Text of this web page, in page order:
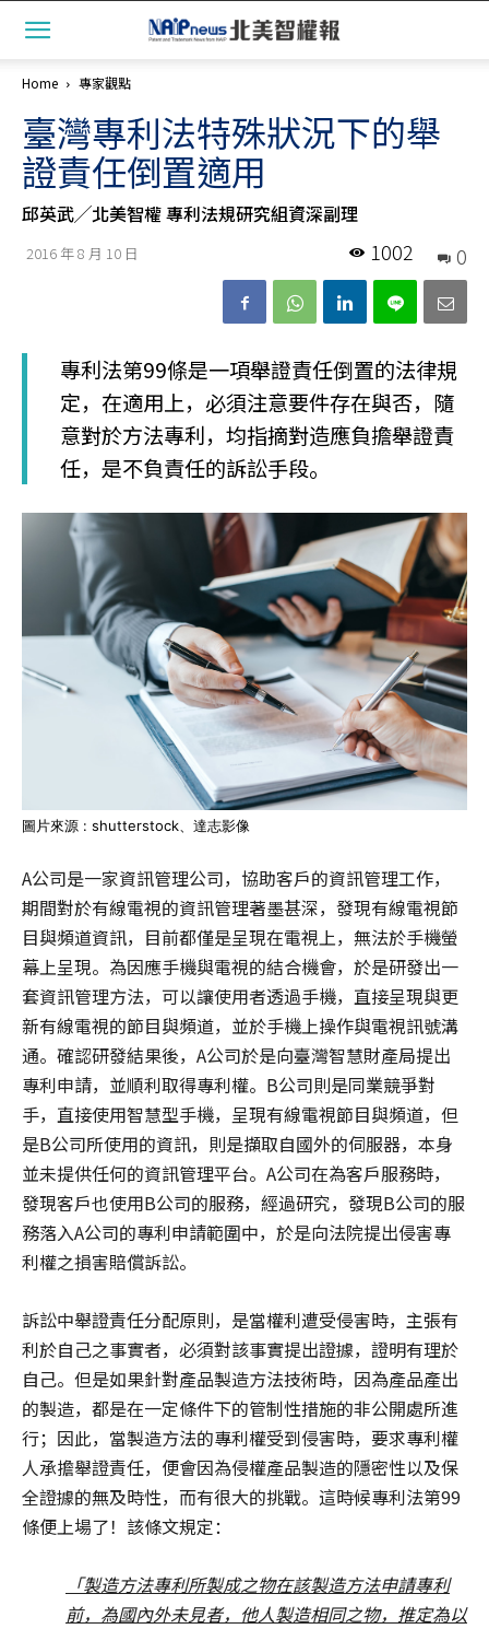
Home 專家觀點
臺灣專利法特殊狀況下的舉
證責任倒置適用
邱英武╱北美智權 專利法規研究組資深副理
2016 年 8 月 10 日 0
1002
專利法第99條是一項舉證責任倒置的法律規
定，在適用上，必須注意要件存在與否，隨
意對於方法專利，均指摘對造應負擔舉證責
任，是不負責任的訴訟手段。
圖片來源 : shutterstock、達志影像
A公司是一家資訊管理公司，協助客戶的資訊管理工作，
期間對於有線電視的資訊管理著墨甚深，發現有線電視節
目與頻道資訊，目前都僅是呈現在電視上，無法於手機螢
幕上呈現。為因應手機與電視的結合機會，於是研發出一
套資訊管理方法，可以讓使用者透過手機，直接呈現與更
新有線電視的節目與頻道，並於手機上操作與電視訊號溝
通。確認研發結果後，A公司於是向臺灣智慧財產局提出
專利申請，並順利取得專利權。B公司則是同業競爭對
手，直接使用智慧型手機，呈現有線電視節目與頻道，但
是B公司所使用的資訊，則是擷取自國外的伺服器，本身
並未提供任何的資訊管理平台。A公司在為客戶服務時，
發現客戶也使用B公司的服務，經過研究，發現B公司的服
務落入A公司的專利申請範圍中，於是向法院提出侵害專
利權之損害賠償訴訟。
訴訟中舉證責任分配原則，是當權利遭受侵害時，主張有
利於自己之事實者，必須對該事實提出證據，證明有理於
自己。但是如果針對產品製造方法技術時，因為產品產出
的製造，都是在一定條件下的管制性措施的非公開處所進
行；因此，當製造方法的專利權受到侵害時，要求專利權
人承擔舉證責任，便會因為侵權產品製造的隱密性以及保
全證據的無及時性，而有很大的挑戰。這時候專利法第99
條便上場了！該條文規定：
「製造方法專利所製成之物在該製造方法申請專利
前，為國內外未見者，他人製造相同之物，推定為以